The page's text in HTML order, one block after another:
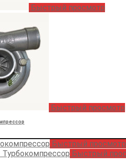
Быстрый просмотр
Быстрый просмотр
Быстрый просмотр
Быстрый